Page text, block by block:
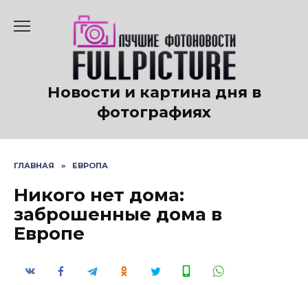
содержанию
Новости и картина дня в
фотографиях
ГЛАВНАЯ » ЕВРОПА
Никого нет дома:
заброшенные дома в
Европе